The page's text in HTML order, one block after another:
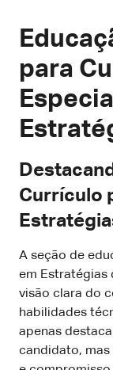
para
Currículo
A seção de
em Estratégias
visão clara do
habilidades
apenas
candidato,